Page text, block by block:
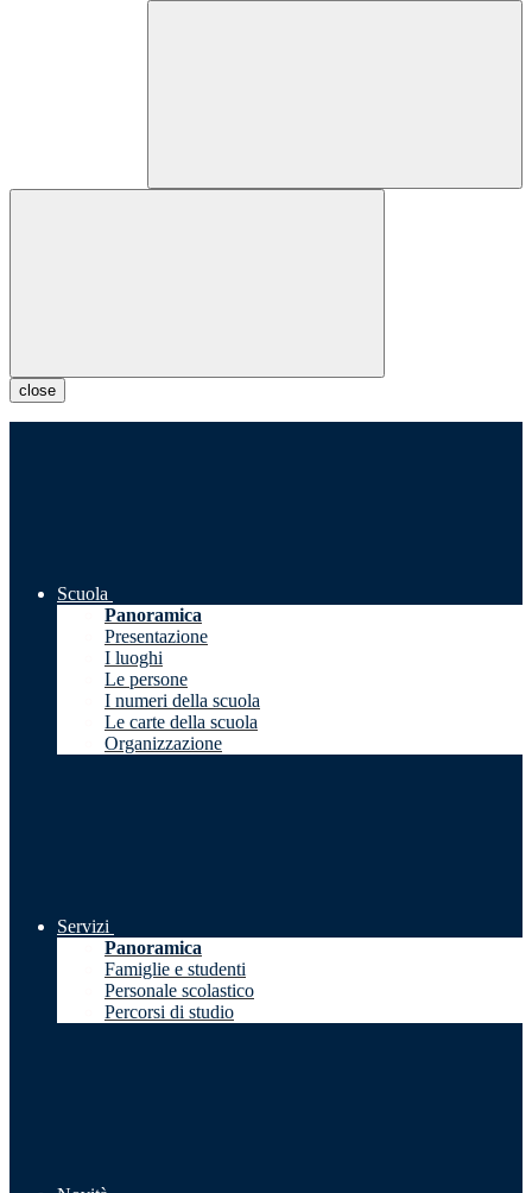
close
Scuola
Panoramica
Presentazione
I luoghi
Le persone
I numeri della scuola
Le carte della scuola
Organizzazione
Servizi
Panoramica
Famiglie e studenti
Personale scolastico
Percorsi di studio